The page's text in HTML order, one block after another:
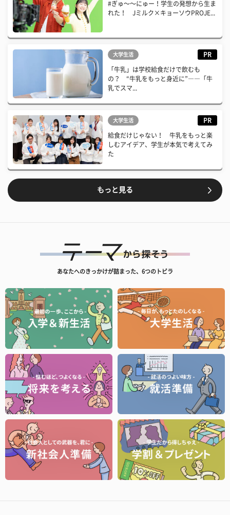
#ぎゅ〜〜にゅー！学生の発想から生ま
れた！ Jミルク×キョーソウPROJE...
大学生活 PR
「牛乳」は学校給食だけで飲むも
の？ “牛乳をもっと身近に”――「牛
乳でスマ...
大学生活 PR
給食だけじゃない！ 牛乳をもっと楽
しむアイデア、学生が本気で考えてみ
た
もっと見る
あなたへのきっかけが詰まった、6つのトビラ